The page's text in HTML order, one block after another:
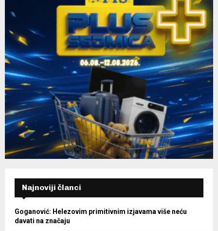
Najnoviji članci
Goganović: Helezovim primitivnim izjavama više neću
davati na značaju